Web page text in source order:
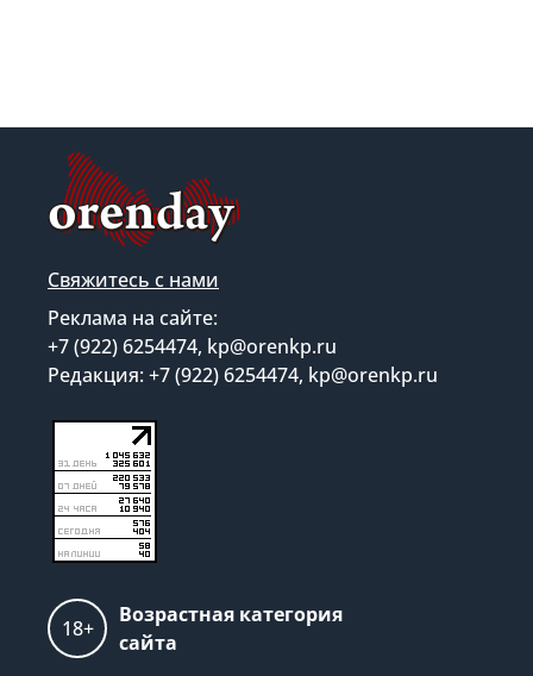
Свяжитесь с нами
Реклама на сайте:
+7 (922) 6254474, kp@orenkp.ru
Редакция: +7 (922) 6254474, kp@orenkp.ru
18+
Возрастная категория
сайта